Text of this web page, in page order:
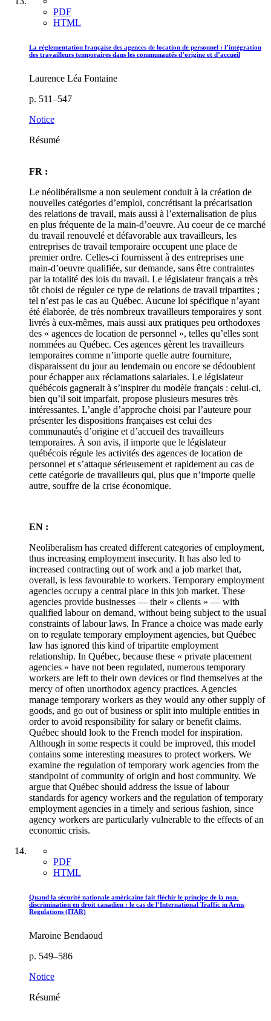
PDF
HTML
La réglementation française des agences de location de personnel : l’intégration
des travailleurs temporaires dans les communautés d’origine et d’accueil
Laurence Léa Fontaine
p. 511–547
Notice
Résumé
FR :
Le néolibéralisme a non seulement conduit à la création de
nouvelles catégories d’emploi, concrétisant la précarisation
des relations de travail, mais aussi à l’externalisation de plus
en plus fréquente de la main-d’oeuvre. Au coeur de ce marché
du travail renouvelé et défavorable aux travailleurs, les
entreprises de travail temporaire occupent une place de
premier ordre. Celles-ci fournissent à des entreprises une
main-d’oeuvre qualifiée, sur demande, sans être contraintes
par la totalité des lois du travail. Le législateur français a très
tôt choisi de réguler ce type de relations de travail tripartites ;
tel n’est pas le cas au Québec. Aucune loi spécifique n’ayant
été élaborée, de très nombreux travailleurs temporaires y sont
livrés à eux-mêmes, mais aussi aux pratiques peu orthodoxes
des « agences de location de personnel », telles qu’elles sont
nommées au Québec. Ces agences gèrent les travailleurs
temporaires comme n’importe quelle autre fourniture,
disparaissent du jour au lendemain ou encore se dédoublent
pour échapper aux réclamations salariales. Le législateur
québécois gagnerait à s’inspirer du modèle français : celui-ci,
bien qu’il soit imparfait, propose plusieurs mesures très
intéressantes. L’angle d’approche choisi par l’auteure pour
présenter les dispositions françaises est celui des
communautés d’origine et d’accueil des travailleurs
temporaires. À son avis, il importe que le législateur
québécois régule les activités des agences de location de
personnel et s’attaque sérieusement et rapidement au cas de
cette catégorie de travailleurs qui, plus que n’importe quelle
autre, souffre de la crise économique.
EN :
Neoliberalism has created different categories of employment,
thus increasing employment insecurity. It has also led to
increased contracting out of work and a job market that,
overall, is less favourable to workers. Temporary employment
agencies occupy a central place in this job market. These
agencies provide businesses — their « clients » — with
qualified labour on demand, without being subject to the usual
constraints of labour laws. In France a choice was made early
on to regulate temporary employment agencies, but Québec
law has ignored this kind of tripartite employment
relationship. In Québec, because these « private placement
agencies » have not been regulated, numerous temporary
workers are left to their own devices or find themselves at the
mercy of often unorthodox agency practices. Agencies
manage temporary workers as they would any other supply of
goods, and go out of business or split into multiple entities in
order to avoid responsibility for salary or benefit claims.
Québec should look to the French model for inspiration.
Although in some respects it could be improved, this model
contains some interesting measures to protect workers. We
examine the regulation of temporary work agencies from the
standpoint of community of origin and host community. We
argue that Québec should address the issue of labour
standards for agency workers and the regulation of temporary
employment agencies in a timely and serious fashion, since
agency workers are particularly vulnerable to the effects of an
economic crisis.
PDF
HTML
Quand la sécurité nationale américaine fait fléchir le principe de la non-
discrimination en droit canadien : le cas de l’International Traffic in Arms
Regulations (ITAR)
Maroine Bendaoud
p. 549–586
Notice
Résumé